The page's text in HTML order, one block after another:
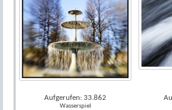
Aufgerufen: 33.862
Wasserspiel